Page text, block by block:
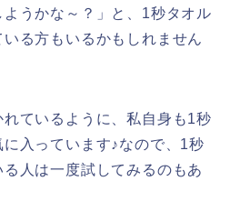
うかな～？」と、1秒タオル
る方もいるかもしれません
ているように、私自身も1秒
入っています♪なので、1秒
人は一度試してみるのもあ